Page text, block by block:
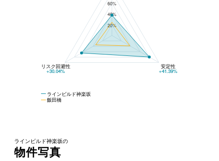
60%
40%
20%
ラインビルド神楽坂
飯田橋
リスク回避性
+30.04%
安定性
+41.39%
ラインビルド神楽坂の
物件写真